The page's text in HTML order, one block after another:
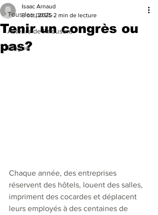
Tous les posts
Acteurs de l'industrie
Blogue
Tenir un congrès ou
pas?
Isaac Arnaud
8 oct. 2025 2 min de lecture
Chaque année, des entreprises
réservent des hôtels, louent des salles,
impriment des cocardes et déplacent
leurs employés à des centaines de